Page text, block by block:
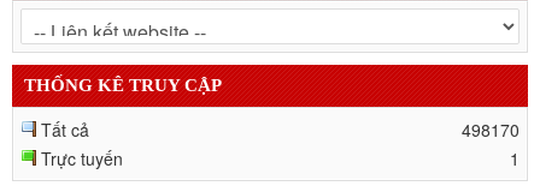
THỐNG KÊ TRUY CẬP
Tất cả
498170
Trực tuyến
1